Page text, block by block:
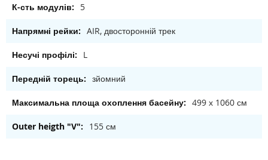
5
AIR, двосторонній трек
L
зйомний
499 х 1060 см
155 см